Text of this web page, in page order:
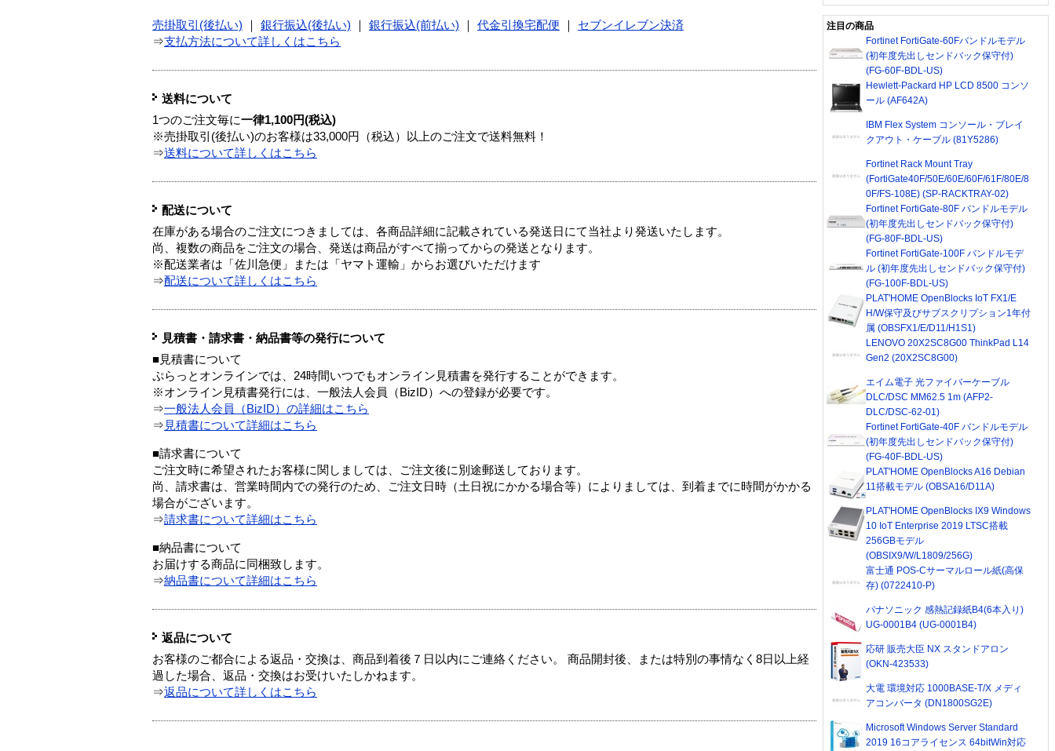
売掛取引(後払い) 銀行振込(後払い) 銀行振込(前払い) 代金引換宅配便
セブンイレブン決済
⇒支払方法について詳しくはこちら
送料について
1つのご注文毎に一律1,100円(税込)
※売掛取引(後払い)のお客様は33,000円（税込）以上のご注文で送料無料！
⇒送料について詳しくはこちら
配送について
在庫がある場合のご注文につきましては、各商品詳細に記載されている発送日にて当社より発送いたします。
尚、複数の商品をご注文の場合、発送は商品がすべて揃ってからの発送となります。
※配送業者は「佐川急便」または「ヤマト運輸」からお選びいただけます
⇒配送について詳しくはこちら
見積書・請求書・納品書等の発行について
■見積書について
ぷらっとオンラインでは、24時間いつでもオンライン見積書を発行することができます。
※オンライン見積書発行には、一般法人会員（BizID）への登録が必要です。
⇒一般法人会員（BizID）の詳細はこちら
⇒ 見積書について詳細はこちら
■請求書について
ご注文時に希望されたお客様に関しましては、ご注文後に別途郵送しております。
尚、請求書は、営業時間内での発行のため、ご注文日時（土日祝にかかる場合等）によりましては、到着までに時間がかかる
場合がございます。
⇒請求書について詳細はこちら
■納品書について
お届けする商品に同梱致します。
⇒納品書について詳細はこちら
返品について
お客様のご都合による返品・交換は、商品到着後７日以内にご連絡ください。 商品開封後、または特別の事情なく8日以上経
過した場合、返品・交換はお受けいたしかねます。
⇒返品について詳しくはこちら
注目の商品
Fortinet FortiGate-60Fバンドルモデル
(初年度先出しセンドバック保守付)
(FG-60F-BDL-US)
Hewlett-Packard HP LCD 8500 コンソ
ール (AF642A)
IBM Flex System コンソール・ブレイ
クアウト・ケーブル (81Y5286)
Fortinet Rack Mount Tray
(FortiGate40F/50E/60E/60F/61F/80E/8
0F/FS-108E) (SP-RACKTRAY-02)
Fortinet FortiGate-80F バンドルモデル
(初年度先出しセンドバック保守付)
(FG-80F-BDL-US)
Fortinet FortiGate-100F バンドルモデ
ル (初年度先出しセンドバック保守付)
(FG-100F-BDL-US)
PLAT'HOME OpenBlocks IoT FX1/E
H/W保守及びサブスクリプション1年付
属 (OBSFX1/E/D11/H1S1)
LENOVO 20X2SC8G00 ThinkPad L14
Gen2 (20X2SC8G00)
エイム電子 光ファイバーケーブル
DLC/DSC MM62.5 1m (AFP2-
DLC/DSC-62-01)
Fortinet FortiGate-40F バンドルモデル
(初年度先出しセンドバック保守付)
(FG-40F-BDL-US)
PLAT'HOME OpenBlocks A16 Debian
11搭載モデル (OBSA16/D11A)
PLAT'HOME OpenBlocks IX9 Windows
10 IoT Enterprise 2019 LTSC搭載
256GBモデル
(OBSIX9/W/L1809/256G)
富士通 POS-Cサーマルロール紙(高保
存) (0722410-P)
パナソニック 感熱記録紙B4(6本入り)
UG-0001B4 (UG-0001B4)
応研 販売大臣 NX スタンドアロン
(OKN-423533)
大電 環境対応 1000BASE-T/X メディ
アコンバータ (DN1800SG2E)
Microsoft Windows Server Standard
2019 16コアライセンス 64bitWin対応